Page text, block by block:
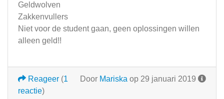
Geldwolven
Zakkenvullers
Niet voor de student gaan, geen oplossingen willen
alleen geld!!
Door Mariska op 29 januari 2019
Reageer (1
reactie)